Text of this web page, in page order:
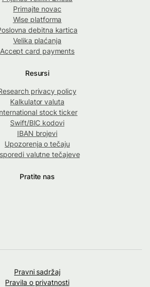
Primajte novac
Wise platforma
debitna kartica
Velika plaćanja
Accept card payments
Resursi
privacy policy
Kalkulator valuta
stock ticker
Swift/BIC kodovi
IBAN brojevi
Upozorenja o tečaju
valutne tečajeve
Pratite nas
Pravni sadržaj
Pravila o privatnosti